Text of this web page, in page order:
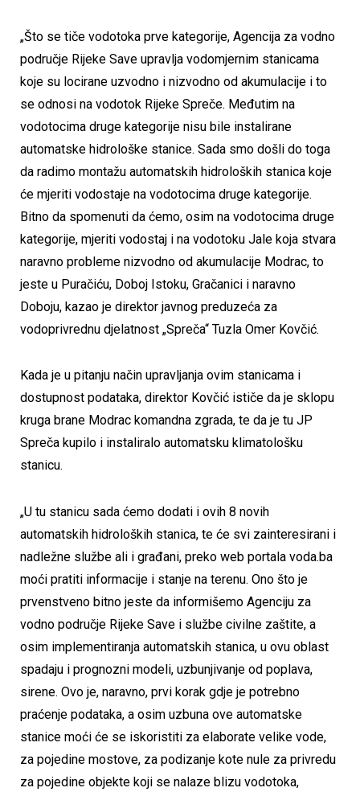
„Što se tiče vodotoka prve kategorije, Agencija za vodno
područje Rijeke Save upravlja vodomjernim stanicama
koje su locirane uzvodno i nizvodno od akumulacije i to
se odnosi na vodotok Rijeke Spreče. Međutim na
vodotocima druge kategorije nisu bile instalirane
automatske hidrološke stanice. Sada smo došli do toga
da radimo montažu automatskih hidroloških stanica koje
će mjeriti vodostaje na vodotocima druge kategorije.
Bitno da spomenuti da ćemo, osim na vodotocima druge
kategorije, mjeriti vodostaj i na vodotoku Jale koja stvara
naravno probleme nizvodno od akumulacije Modrac, to
jeste u Puračiću, Doboj Istoku, Gračanici i naravno
Doboju, kazao je direktor javnog preduzeća za
vodoprivrednu djelatnost „Spreča“ Tuzla Omer Kovčić.
Kada je u pitanju način upravljanja ovim stanicama i
dostupnost podataka, direktor Kovčić ističe da je sklopu
kruga brane Modrac komandna zgrada, te da je tu JP
Spreča kupilo i instaliralo automatsku klimatološku
stanicu.
„U tu stanicu sada ćemo dodati i ovih 8 novih
automatskih hidroloških stanica, te će svi zainteresirani i
nadležne službe ali i građani, preko web portala voda.ba
moći pratiti informacije i stanje na terenu. Ono što je
prvenstveno bitno jeste da informišemo Agenciju za
vodno područje Rijeke Save i službe civilne zaštite, a
osim implementiranja automatskih stanica, u ovu oblast
spadaju i prognozni modeli, uzbunjivanje od poplava,
sirene. Ovo je, naravno, prvi korak gdje je potrebno
praćenje podataka, a osim uzbuna ove automatske
stanice moći će se iskoristiti za elaborate velike vode,
za pojedine mostove, za podizanje kote nule za privredu
za pojedine objekte koji se nalaze blizu vodotoka,